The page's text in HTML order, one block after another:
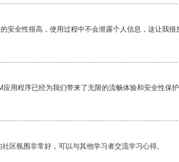
安全性很高，使用过程中不会泄露个人信息，这让我
应用程序已经为我们带来了无限的流畅体验和安全性保护
区氛围非常好，可以与其他学习者交流学习心得。